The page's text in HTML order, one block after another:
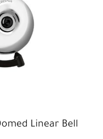
Linear Bell